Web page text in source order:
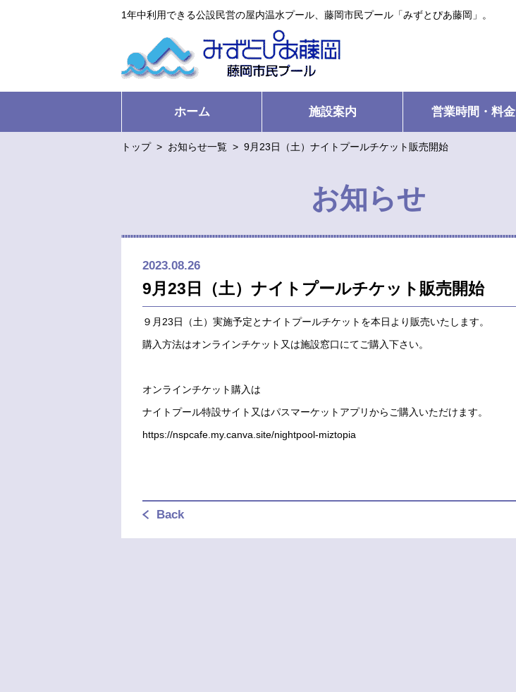
1年中利用できる公設民営の屋内温水プール、藤岡市民プール「みずとぴあ藤岡」。
ホーム 施設案内 営業時間・料金
トップ > お知らせ一覧 > 9月23日（土）ナイトプールチケット販売開始
お知らせ
2023.08.26
9月23日（土）ナイトプールチケット販売開始
９月23日（土）実施予定とナイトプールチケットを本日より販売いたします。
購入方法はオンラインチケット又は施設窓口にてご購入下さい。
オンラインチケット購入は
ナイトプール特設サイト又はパスマーケットアプリからご購入いただけます。
https://nspcafe.my.canva.site/nightpool-miztopia
Back